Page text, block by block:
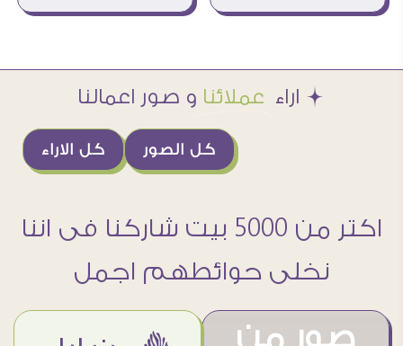
Æ اراء عملائنا و صور اعمالنا
كل الاراء كل الصور
اكتر من 5000 بيت شاركنا فى اننا
نخلى حوائطهم اجمل
صور من